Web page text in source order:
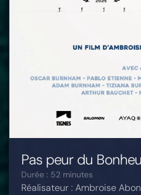
Pas peur du
Durée : 52 minutes
Réalisateur : Ambroise